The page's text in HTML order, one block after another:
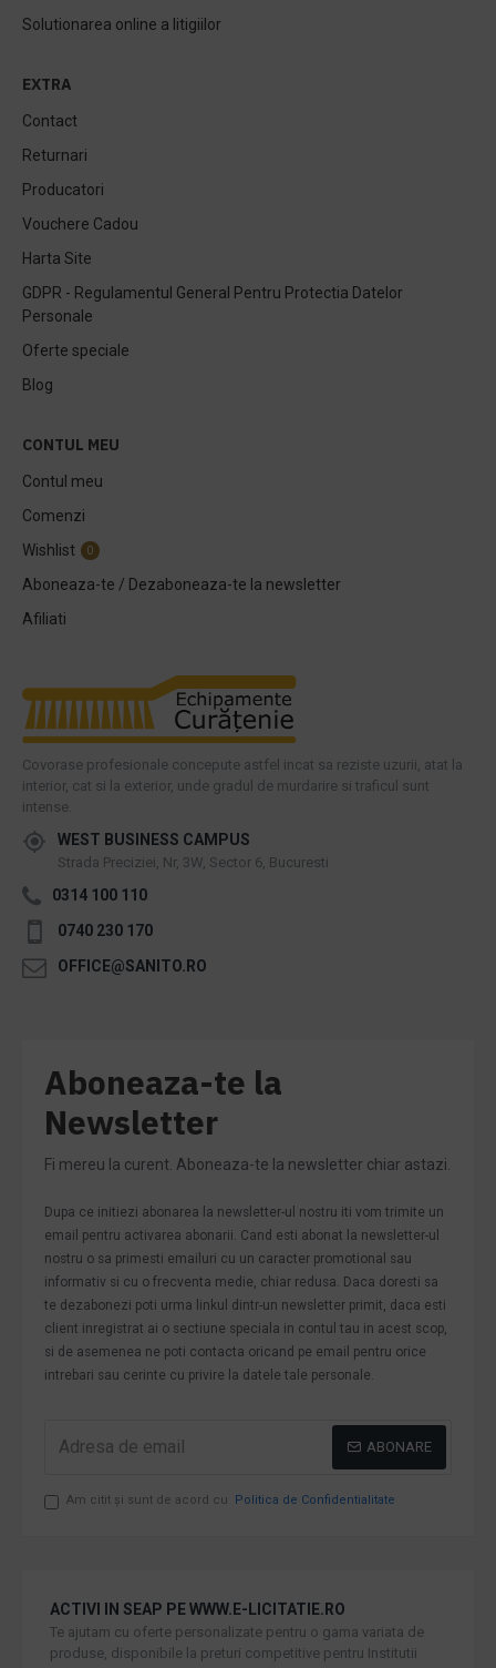
Solutionarea online a litigiilor
EXTRA
Contact
Returnari
Producatori
Vouchere Cadou
Harta Site
GDPR - Regulamentul General Pentru Protectia Datelor
Personale
Oferte speciale
Blog
CONTUL MEU
Contul meu
Comenzi
Wishlist
0
Aboneaza-te / Dezaboneaza-te la newsletter
Afiliati
Covorase profesionale concepute astfel incat sa reziste uzurii, atat la
interior, cat si la exterior, unde gradul de murdarire si traficul sunt
intense.
WEST BUSINESS CAMPUS
Strada Preciziei, Nr, 3W, Sector 6, Bucuresti
0314 100 110
0740 230 170
OFFICE@SANITO.RO
Aboneaza-te la
Newsletter
Fi mereu la curent. Aboneaza-te la newsletter chiar astazi.
Dupa ce initiezi abonarea la newsletter-ul nostru iti vom trimite un
email pentru activarea abonarii. Cand esti abonat la newsletter-ul
nostru o sa primesti emailuri cu un caracter promotional sau
informativ si cu o frecventa medie, chiar redusa. Daca doresti sa
te dezabonezi poti urma linkul dintr-un newsletter primit, daca esti
client inregistrat ai o sectiune speciala in contul tau in acest scop,
si de asemenea ne poti contacta oricand pe email pentru orice
intrebari sau cerinte cu privire la datele tale personale.
ABONARE
Am citit şi sunt de acord cu Politica de Confidentialitate
ACTIVI IN SEAP PE WWW.E-LICITATIE.RO
Te ajutam cu oferte personalizate pentru o gama variata de
produse, disponibile la preturi competitive pentru Institutii